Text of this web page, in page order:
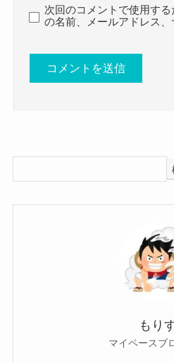
可能性があります。
となると、不知火鈴香さん
ものの、
高校自体は卒業できずに中
クー
もし通っていたらどこ
推測ですが、不知火鈴香さ
ら地元・熊本市の高校だと
オフィシャルサイトによる
供を産んだ後に上京してい
次回のコメントで使用す
の名前、メールアドレス、
もり
マイペースブ